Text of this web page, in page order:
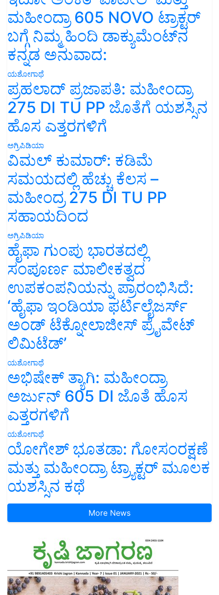
ಮಹೀಂದ್ರಾ 605 NOVO ಟ್ರಾಕ್ಟರ್
ಬಗ್ಗೆ ನಿಮ್ಮ ಹಿಂದಿ ಡಾಕ್ಯುಮೆಂಟ್‌ನ
ಕನ್ನಡ ಅನುವಾದ:
ಯಶೋಗಾಥೆ
ಪ್ರಹಲಾದ್ ಪ್ರಜಾಪತಿ: ಮಹೀಂದ್ರಾ
275 DI TU PP ಜೊತೆಗೆ ಯಶಸ್ಸಿನ
ಹೊಸ ಎತ್ತರಗಳಿಗೆ
ಅಗ್ರಿಪಿಡಿಯಾ
ವಿಮಲ್ ಕುಮಾರ್: ಕಡಿಮೆ
ಸಮಯದಲ್ಲಿ ಹೆಚ್ಚು ಕೆಲಸ –
ಮಹೀಂದ್ರ 275 DI TU PP
ಸಹಾಯದಿಂದ
ಅಗ್ರಿಪಿಡಿಯಾ
ಹೈಫಾ ಗುಂಪು ಭಾರತದಲ್ಲಿ
ಸಂಪೂರ್ಣ ಮಾಲೀಕತ್ವದ
ಉಪಕಂಪನಿಯನ್ನು ಪ್ರಾರಂಭಿಸಿದೆ:
‘ಹೈಫಾ ಇಂಡಿಯಾ ಫರ್ಟಿಲೈಜರ್ಸ್
ಅಂಡ್ ಟೆಕ್ನೋಲಾಜೀಸ್ ಪ್ರೈವೇಟ್
ಲಿಮಿಟೆಡ್’
ಯಶೋಗಾಥೆ
ಅಭಿಷೇಕ್ ತ್ಯಾಗಿ: ಮಹೀಂದ್ರಾ
ಅರ್ಜುನ್ 605 DI ಜೊತೆ ಹೊಸ
ಎತ್ತರಗಳಿಗೆ
ಯಶೋಗಾಥೆ
ಯೋಗೇಶ್ ಭೂತಡಾ: ಗೋಸಂರಕ್ಷಣೆ
ಮತ್ತು ಮಹೀಂದ್ರಾ ಟ್ರ್ಯಾಕ್ಟರ್ ಮೂಲಕ
ಯಶಸ್ಸಿನ ಕಥೆ
More News